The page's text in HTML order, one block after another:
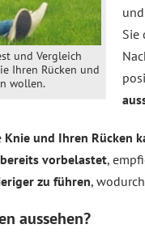
und Vergleich
Ihren Rücken und
wollen.
Sie
Knie und Ihren Rücken
bereits vorbelastet,
zu führen,
aussehen?